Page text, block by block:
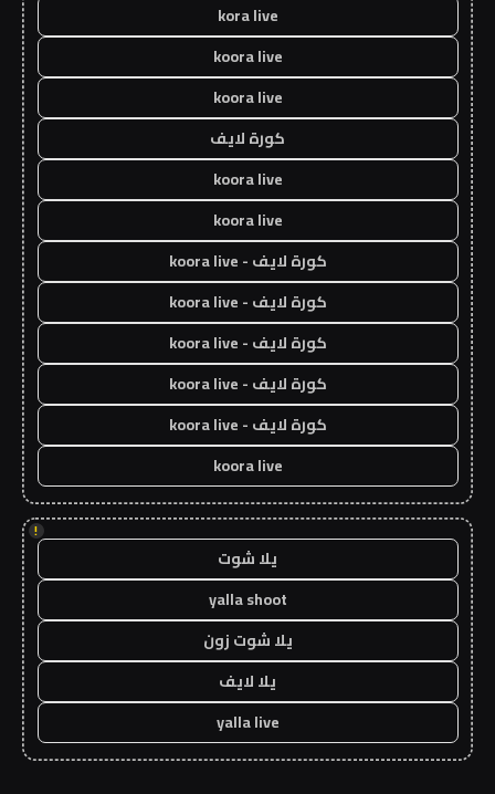
kora live
koora live
koora live
كورة لايف
koora live
koora live
كورة لايف - koora live
كورة لايف - koora live
كورة لايف - koora live
كورة لايف - koora live
كورة لايف - koora live
koora live
!
يلا شوت
yalla shoot
يلا شوت زون
يلا لايف
yalla live